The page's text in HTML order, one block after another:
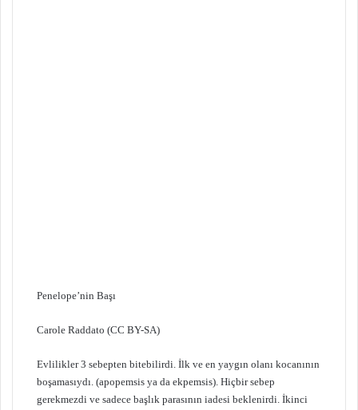
Penelope’nin Başı
Carole Raddato (CC BY-SA)
Evlilikler 3 sebepten bitebilirdi. İlk ve en yaygın olanı kocanının
boşamasıydı. (apopemsis ya da ekpemsis). Hiçbir sebep
gerekmezdi ve sadece başlık parasının iadesi beklenirdi. İkinci